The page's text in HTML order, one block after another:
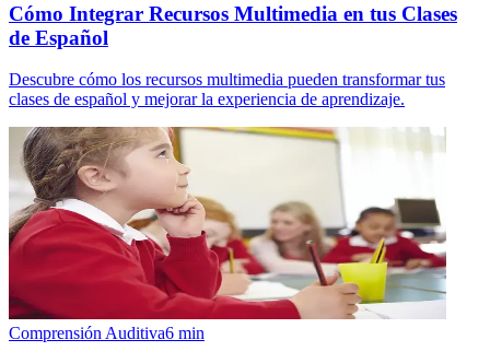
Cómo Integrar Recursos Multimedia en tus Clases
de Español
Descubre cómo los recursos multimedia pueden transformar tus
clases de español y mejorar la experiencia de aprendizaje.
Comprensión Auditiva6 min